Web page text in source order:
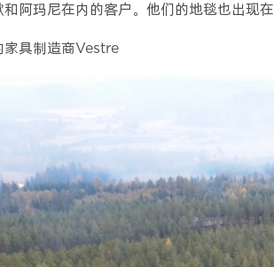
阿玛尼在内的客户。他们的地毯也出现
家具制造商Vestre